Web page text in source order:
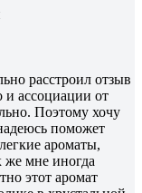
расстроил отзыв
и ассоциации от
Поэтому хочу
поможет
ароматы,
же мне иногда
этот аромат